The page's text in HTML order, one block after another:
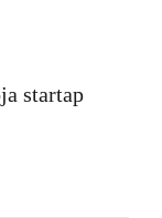
startap